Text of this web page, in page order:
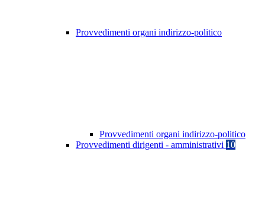
Provvedimenti organi indirizzo-politico
Provvedimenti organi indirizzo-politico
Provvedimenti dirigenti - amministrativi 10